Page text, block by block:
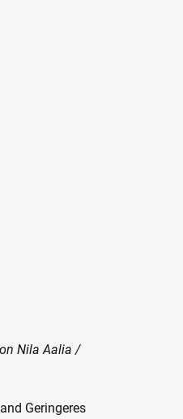
Nila Aalia /
Geringeres